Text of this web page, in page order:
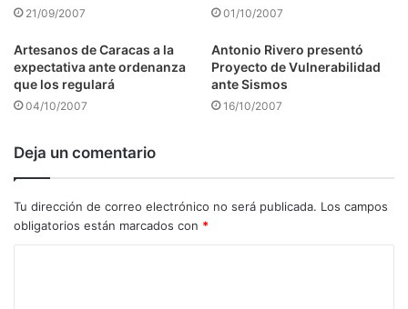
21/09/2007 01/10/2007
Artesanos de Caracas a la
expectativa ante ordenanza
que los regulará
04/10/2007
Antonio Rivero presentó
Proyecto de Vulnerabilidad
ante Sismos
16/10/2007
Deja un comentario
Tu dirección de correo electrónico no será publicada. Los campos
obligatorios están marcados con *